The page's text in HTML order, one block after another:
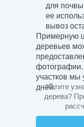
для
ее
вывоз
Примерную
деревьев
участков мы
дней.Хотите
дерева?